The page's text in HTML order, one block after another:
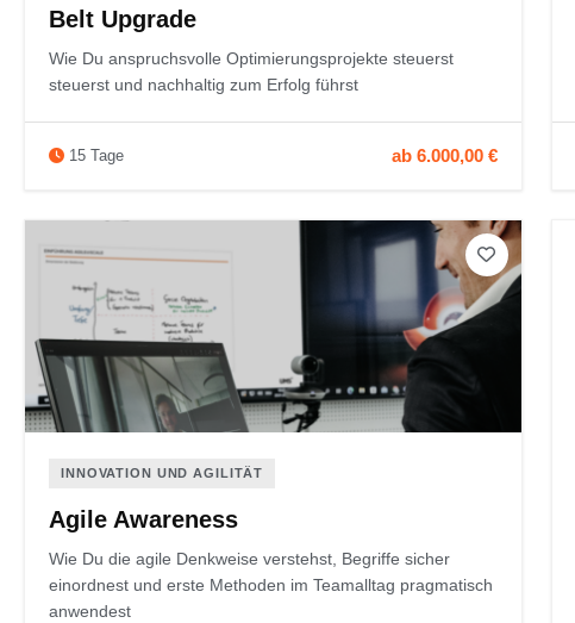
Belt Upgrade
Wie Du anspruchsvolle Optimierungsprojekte steuerst
steuerst und nachhaltig zum Erfolg führst
15 Tage ab 6.000,00 €
INNOVATION UND AGILITÄT
Agile Awareness
Wie Du die agile Denkweise verstehst, Begriffe sicher
einordnest und erste Methoden im Teamalltag pragmatisch
anwendest